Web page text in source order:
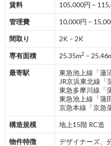
賃料 105,000円 –
管理費 10,000円 –
間取り 2K – 2K
専有面積 25.35m2 –
最寄駅
東急池上線「蓮
JR京浜東北線「
東急多摩川線「
東急池上線「蒲
京急本線「京急
構造規模 地上15階 RC造
物件特徴 デザイナーズ、